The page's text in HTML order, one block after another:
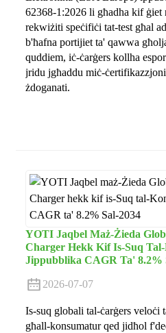
62368-1:2026 li għadha kif ġiet
rekwiżiti speċifiċi tat-test għal
b'ħafna portijiet ta' qawwa
quddiem, iċ-ċarġers kollha
jridu jgħaddu miċ-
żdoganati.
YOTI Jaqbel Maż-Żieda
Charger Hekk Kif Is-Suq
Jippubblika CAGR Ta' 8.2%
2026-07-07
Is-suq globali tal-ċarġers
għall-konsumatur qed jidħol